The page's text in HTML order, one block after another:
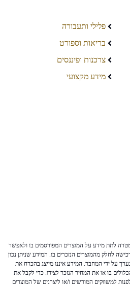
פלילי ותעבורה
בריאות וספורט
צרכנות ופיננסים
מידע מקצועי
לתת מידע על המוצרים המפורסמים בו ולאפשר
לחלק מהמוצרים הנזכרים בו. המידע שניתן נכון
על ידי המחבר. המידע איננו מייצג בהכרח את
בו או את המחיר הנזכר לצידו. כדי לקבל את
למשווקים המורשים ו/או ליצרנים של המוצרים